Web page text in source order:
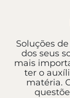
Soluções
dos seus
mais
ter o
matéria.